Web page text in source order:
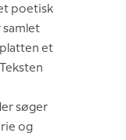
poetisk
samlet
et
søger
og